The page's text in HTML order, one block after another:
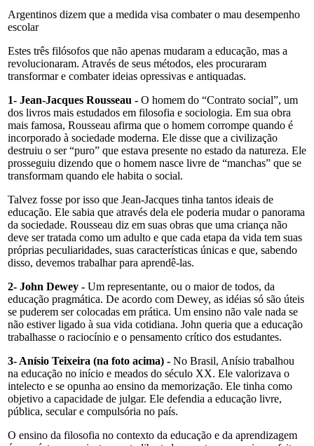
Argentinos dizem que a medida visa combater o mau desempenho
escolar
Estes três filósofos que não apenas mudaram a educação, mas a
revolucionaram. Através de seus métodos, eles procuraram
transformar e combater ideias opressivas e antiquadas.
1- Jean-Jacques Rousseau - O homem do “Contrato social”, um
dos livros mais estudados em filosofia e sociologia. Em sua obra
mais famosa, Rousseau afirma que o homem corrompe quando é
incorporado à sociedade moderna. Ele disse que a civilização
destruiu o ser “puro” que estava presente no estado da natureza. Ele
prosseguiu dizendo que o homem nasce livre de “manchas” que se
transformam quando ele habita o social.
Talvez fosse por isso que Jean-Jacques tinha tantos ideais de
educação. Ele sabia que através dela ele poderia mudar o panorama
da sociedade. Rousseau diz em suas obras que uma criança não
deve ser tratada como um adulto e que cada etapa da vida tem suas
próprias peculiaridades, suas características únicas e que, sabendo
disso, devemos trabalhar para aprendê-las.
2- John Dewey - Um representante, ou o maior de todos, da
educação pragmática. De acordo com Dewey, as idéias só são úteis
se puderem ser colocadas em prática. Um ensino não vale nada se
não estiver ligado à sua vida cotidiana. John queria que a educação
trabalhasse o raciocínio e o pensamento crítico dos estudantes.
3- Anísio Teixeira (na foto acima) - No Brasil, Anísio trabalhou
na educação no início e meados do século XX. Ele valorizava o
intelecto e se opunha ao ensino da memorização. Ele tinha como
objetivo a capacidade de julgar. Ele defendia a educação livre,
pública, secular e compulsória no país.
O ensino da filosofia no contexto da educação e da aprendizagem